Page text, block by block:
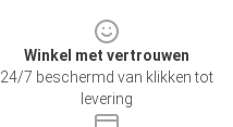
Winkel met vertrouwen
24/7 beschermd van klikken tot
levering